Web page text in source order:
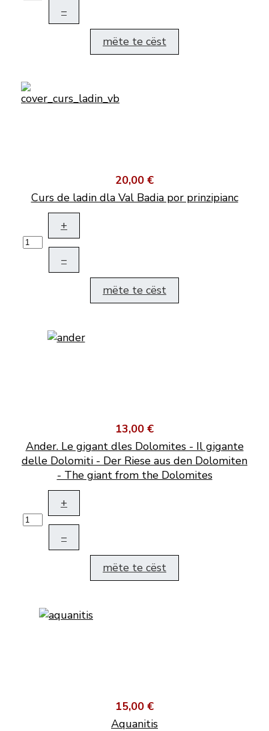
–
mëte te cëst
20,00 €
Curs de ladin dla Val Badia por prinzipianc
+
–
mëte te cëst
13,00 €
Ander. Le gigant dles Dolomites - Il gigante
delle Dolomiti - Der Riese aus den Dolomiten
- The giant from the Dolomites
+
–
mëte te cëst
15,00 €
Aquanitis